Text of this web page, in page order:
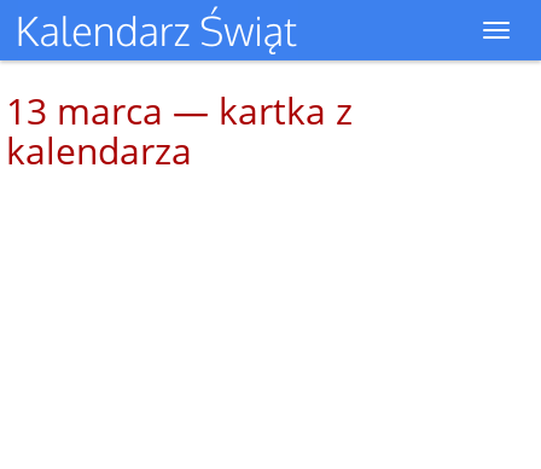
13 marca — kartka z
kalendarza